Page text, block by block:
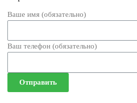
Ваше имя (обязательно)
Ваш телефон (обязательно)